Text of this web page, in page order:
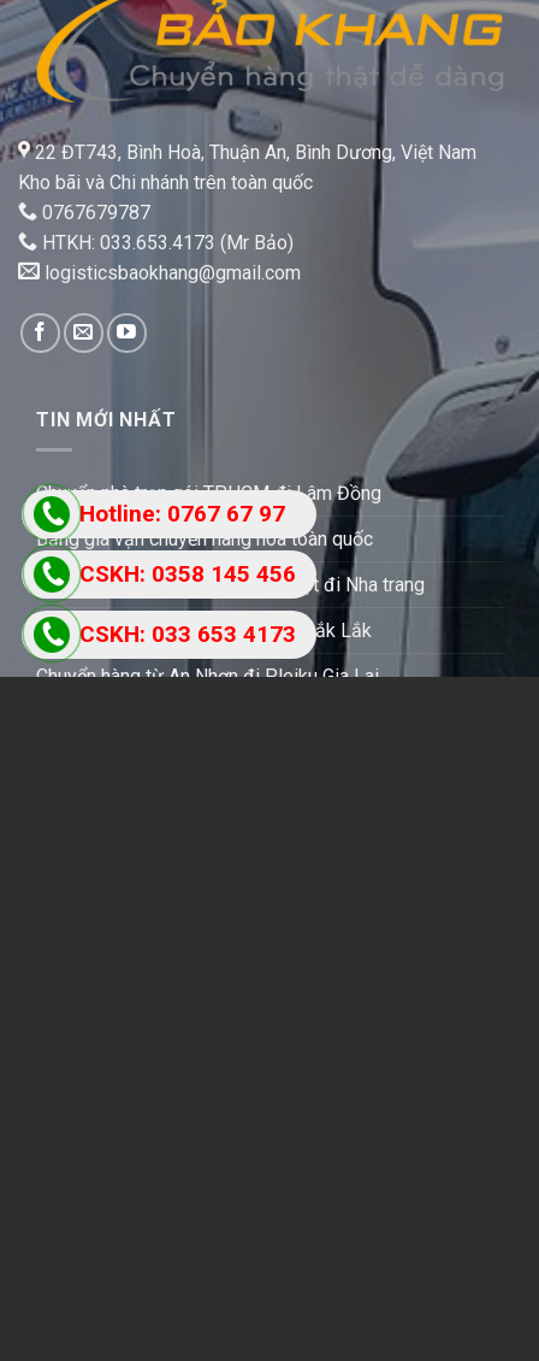
22 ĐT743, Bình Hoà, Thuận An, Bình Dương, Việt Nam
Kho bãi và Chi nhánh trên toàn quốc
0767679787
HTKH: 033.653.4173 (Mr Bảo)
logisticsbaokhang@gmail.com
TIN MỚI NHẤT
Chuyển nhà trọn gói TPHCM đi Lâm Đồng
Bảng giá vận chuyển hàng hóa toàn quốc
Chành xe gửi hàng Buôn Ma Thuột đi Nha trang
Chành xe gửi hàng tây Ninh đến Đắk Lắk
Chuyển hàng từ An Nhơn đi Pleiku Gia Lai
Hotline: 0767 67 97
87
CSKH: 033 653 4173
CSKH: 0358 145 456